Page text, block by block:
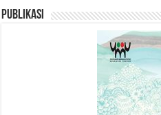
Publikasi